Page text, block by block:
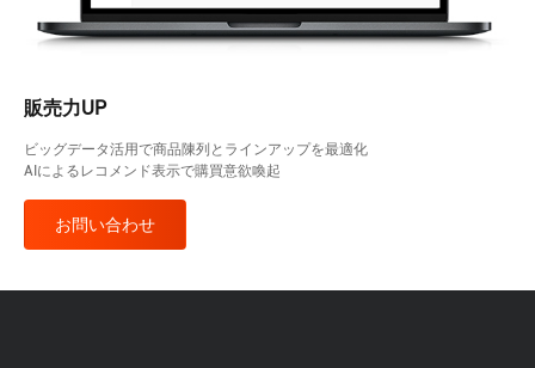
販売力UP
ビッグデータ活用で商品陳列とラインアップを最適化
AIによるレコメンド表示で購買意欲喚起
お問い合わせ